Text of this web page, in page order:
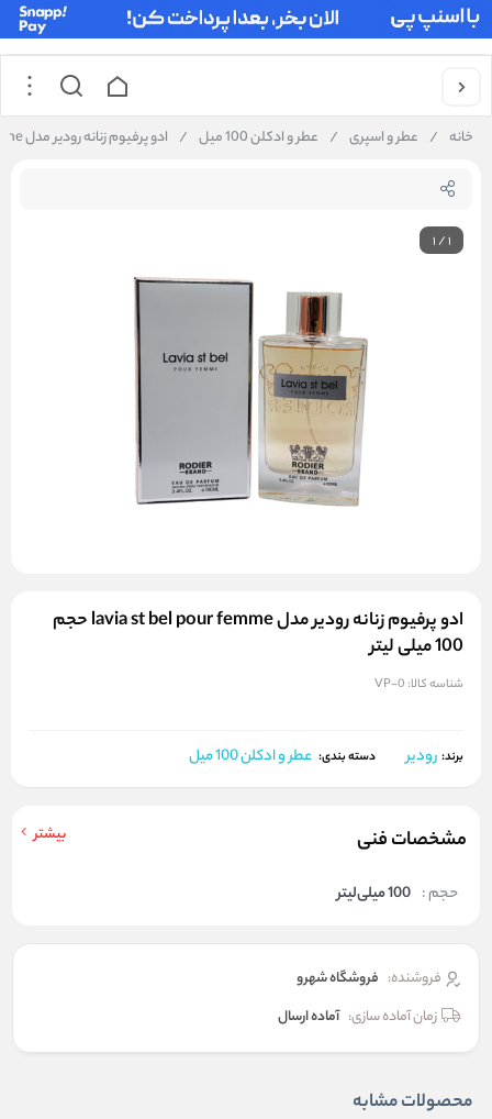
خانه / عطر و اسپری / عطر و ادکلن 100 میل / ادو پرفیوم زنانه رودیر مدل lavia st bel pour femme حجم 100 میلی لیتر
1/1
ادو پرفیوم زنانه رودیر مدل lavia st bel pour femme حجم
100 میلی لیتر
شناسه کالا: VP-0
برند: رودیر دسته بندی: عطر و ادکلن 100 میل
مشخصات فنی بیشتر
حجم : 100 میلی‌لیتر
فروشنده: فروشگاه شهرو
زمان آماده سازی: آماده ارسال
محصولات مشابه